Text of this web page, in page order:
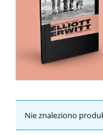
Nie znaleziono